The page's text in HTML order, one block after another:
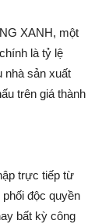
XANH, một
là tỷ lệ
nhà sản xuất
trên giá thành
trực tiếp từ
độc quyền
bất kỳ công